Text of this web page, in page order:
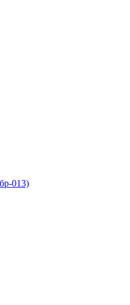
013)